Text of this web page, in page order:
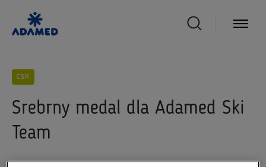
CSR
Srebrny medal dla Adamed Ski
Team